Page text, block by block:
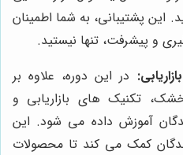
این پشتیبانی، به شما اطمینان
و پیشرفت، تنها نیستید.
در این دوره، علاوه بر
تکنیک های بازاریابی و
آموزش داده می شود. این
کمک می کند تا محصولات